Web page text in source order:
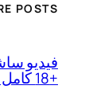
POSTS
فيديو
+18 كامل بجودة عالية